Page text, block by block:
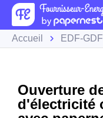
Accueil EDF-GDF